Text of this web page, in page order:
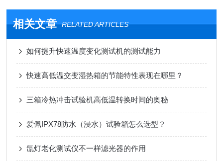
相关文章 RELATED ARTICLES
如何提升快速温度变化测试机的测试能力
快速高低温交变湿热箱的节能特性表现在哪里？
三箱冷热冲击试验机高低温转换时间的奥秘
爱佩IPX78防水（浸水）试验箱怎么选型？
氙灯老化测试仪不一样滤光器的作用